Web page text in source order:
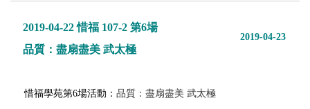
2019-04-22 惜福 107-2 第6場
品質：盡扇盡美 武太極
2019-04-23
惜福學苑第6場活動： 品質：盡扇盡美 武太極